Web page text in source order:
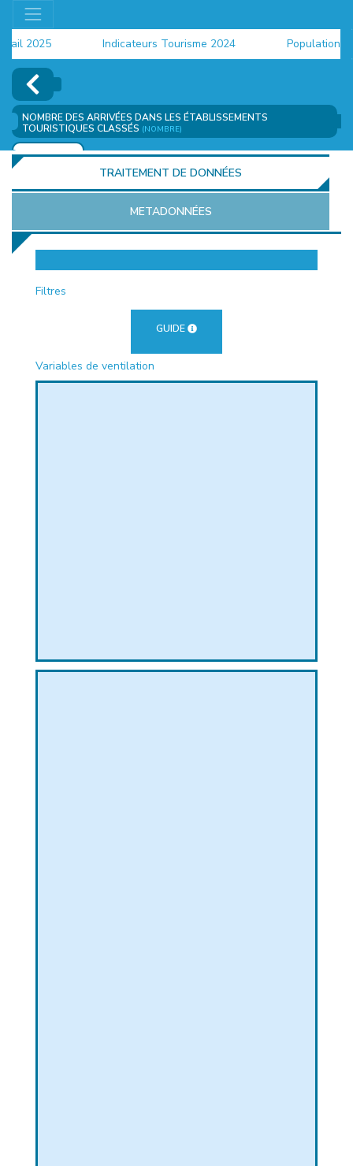
2025 Indicateurs Tourisme 2024 Population
NOMBRE DES ARRIVÉES DANS LES ÉTABLISSEMENTS
TOURISTIQUES CLASSÉS (NOMBRE)
AJOUTER
TRAITEMENT DE DONNÉES
METADONNÉES
Filtres
GUIDE
Variables de ventilation